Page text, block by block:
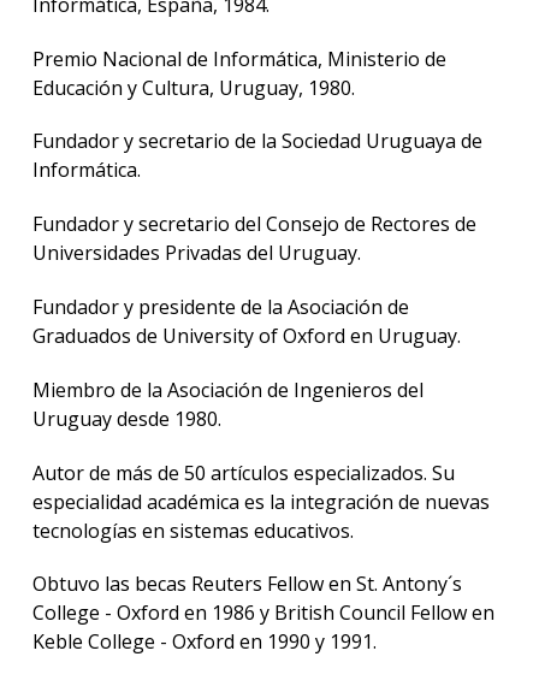
Premio Nacional de Informática, Ministerio de
Educación y Cultura, Uruguay, 1980.
Fundador y secretario de la Sociedad Uruguaya de
Informática.
Fundador y secretario del Consejo de Rectores de
Universidades Privadas del Uruguay.
Fundador y presidente de la Asociación de
Graduados de University of Oxford en Uruguay.
Miembro de la Asociación de Ingenieros del
Uruguay desde 1980.
Autor de más de 50 artículos especializados. Su
especialidad académica es la integración de nuevas
tecnologías en sistemas educativos.
Obtuvo las becas Reuters Fellow en St. Antony´s
College - Oxford en 1986 y British Council Fellow en
Keble College - Oxford en 1990 y 1991.